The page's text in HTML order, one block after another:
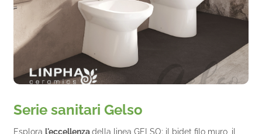
Serie sanitari Gelso
Esplora l'eccellenzadella linea GELSO: il bidet filo muro, il